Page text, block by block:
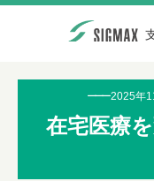
ーーー2025年
在宅医療